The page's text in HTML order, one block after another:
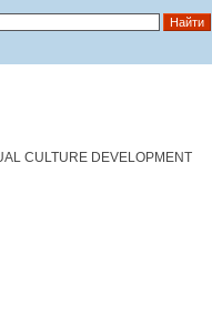
CULTURE DEVELOPMENT